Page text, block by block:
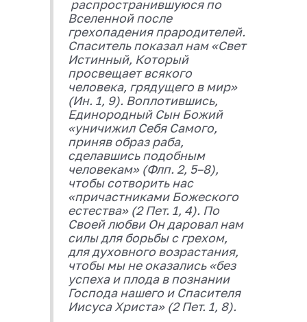
распространившуюся по
Вселенной после
грехопадения прародителей.
Спаситель показал нам «Свет
Истинный, Который
просвещает всякого
человека, грядущего в мир»
(Ин. 1, 9). Воплотившись,
Единородный Сын Божий
«уничижил Себя Самого,
приняв образ раба,
сделавшись подобным
человекам» (Флп. 2, 5–8),
чтобы сотворить нас
«причастниками Божеского
естества» (2 Пет. 1, 4). По
Своей любви Он даровал нам
силы для борьбы с грехом,
для духовного возрастания,
чтобы мы не оказались «без
успеха и плода в познании
Господа нашего и Спасителя
Иисуса Христа» (2 Пет. 1, 8).